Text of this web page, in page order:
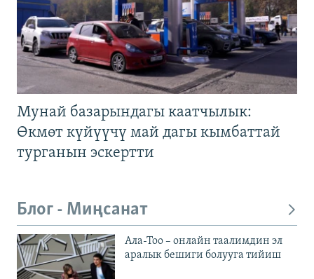
Мунай базарындагы каатчылык:
Өкмөт күйүүчү май дагы кымбаттай
турганын эскертти
Блог - Миңсанат
Ала-Тоо – онлайн таалимдин эл
аралык бешиги болууга тийиш